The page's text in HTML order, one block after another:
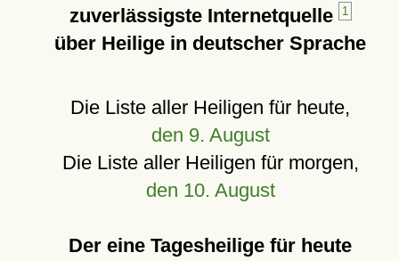
zuverlässigste Internetquelle
1
über Heilige in deutscher Sprache
Die Liste aller Heiligen für heute,
den 9. August
Die Liste aller Heiligen für morgen,
den 10. August
Der eine Tagesheilige für heute